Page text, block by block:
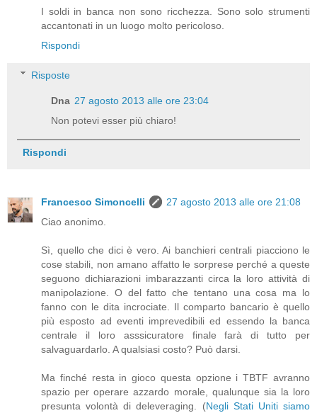
I soldi in banca non sono ricchezza. Sono solo strumenti
accantonati in un luogo molto pericoloso.
Rispondi
Risposte
Dna 27 agosto 2013 alle ore 23:04
Non potevi esser più chiaro!
Rispondi
Francesco Simoncelli
27 agosto 2013 alle ore 21:08
Ciao anonimo.
Sì, quello che dici è vero. Ai banchieri centrali piacciono le
cose stabili, non amano affatto le sorprese perché a queste
seguono dichiarazioni imbarazzanti circa la loro attività di
manipolazione. O del fatto che tentano una cosa ma lo
fanno con le dita incrociate. Il comparto bancario è quello
più esposto ad eventi imprevedibili ed essendo la banca
centrale il loro asssicuratore finale farà di tutto per
salvaguardarlo. A qualsiasi costo? Può darsi.
Ma finché resta in gioco questa opzione i TBTF avranno
spazio per operare azzardo morale, qualunque sia la loro
presunta volontà di deleveraging. (Negli Stati Uniti siamo